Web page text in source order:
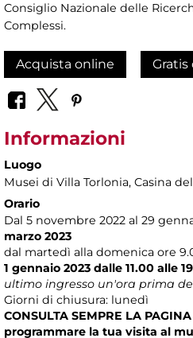
Consiglio Nazionale delle
Complessi.
Acquista online Gratis
Informazioni
Luogo
Musei di Villa Torlonia, Casina
Orario
Dal 5 novembre 2022 al 29
marzo 2023
dal martedì alla domenica ore
1 gennaio 2023 dalle 11.00 alle
ultimo ingresso un'ora prima
Giorni di chiusura: lunedì
CONSULTA SEMPRE LA PAGINA
programmare la tua visita al